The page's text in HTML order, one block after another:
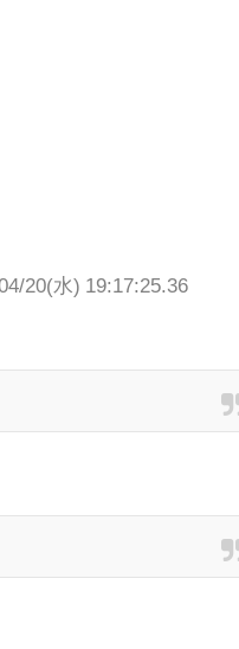
20(水) 19:17:25.36